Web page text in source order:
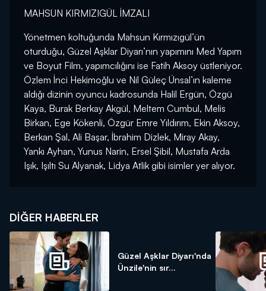
MAHSUN KIRMIZIGÜL İMZALI
Yönetmen koltuğunda Mahsun Kırmızıgül’ün
oturduğu, Güzel Aşklar Diyarı’nın yapımını Med Yapım
ve Boyut Film, yapımcılığını ise Fatih Aksoy üstleniyor.
Özlem İnci Hekimoğlu ve Nil Güleç Ünsal’ın kaleme
aldığı dizinin oyuncu kadrosunda Halil Ergün, Özgü
Kaya, Burak Berkay Akgül, Meltem Cumbul, Melis
Birkan, Ege Kökenli, Özgür Emre Yıldırım, Ekin Aksoy,
Berkan Şal, Ali Başar, İbrahim Dizlek, Miray Akay,
Yankı Ayhan, Yunus Narin, Ersel Şibil, Mustafa Arda
Işık, Işıltı Su Alyanak, Lidya Atlik gibi isimler yer alıyor.
DIĞER HABERLER
Güzel Aşklar Diyarı'nda
Ünzile'nin sır...